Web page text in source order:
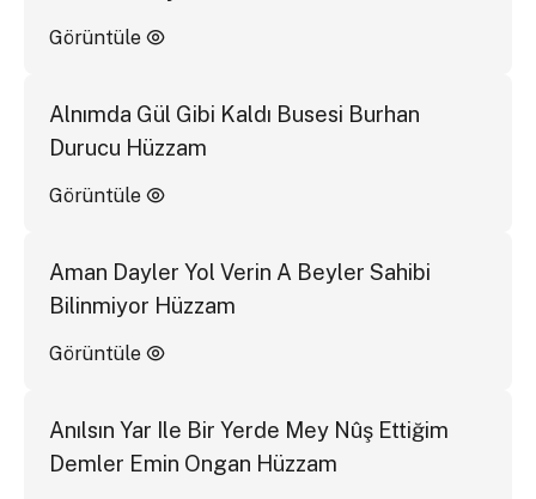
Görüntüle
Alnımda Gül Gibi Kaldı Busesi Burhan
Durucu Hüzzam
Görüntüle
Aman Dayler Yol Verin A Beyler Sahibi
Bilinmiyor Hüzzam
Görüntüle
Anılsın Yar Ile Bir Yerde Mey Nûş Ettiğim
Demler Emin Ongan Hüzzam